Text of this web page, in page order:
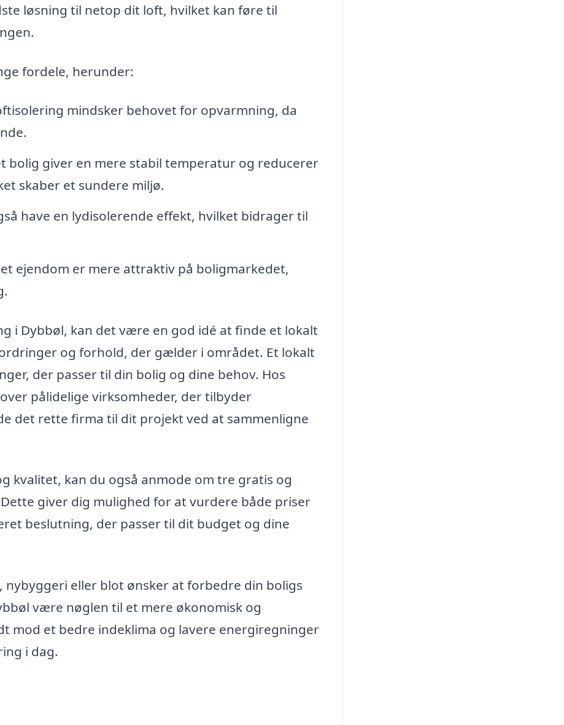
løsning til netop dit loft, hvilket kan føre til
fordele, herunder:
mindsker behovet for opvarmning, da
bolig giver en mere stabil temperatur og reducerer
skaber et sundere miljø.
have en lydisolerende effekt, hvilket bidrager til
ejendom er mere attraktiv på boligmarkedet,
i Dybbøl, kan det være en god idé at finde et lokalt
og forhold, der gælder i området. Et lokalt
der passer til din bolig og dine behov. Hos
pålidelige virksomheder, der tilbyder
det rette firma til dit projekt ved at sammenligne
kvalitet, kan du også anmode om tre gratis og
giver dig mulighed for at vurdere både priser
beslutning, der passer til dit budget og dine
eller blot ønsker at forbedre din boligs
være nøglen til et mere økonomisk og
mod et bedre indeklima og lavere energiregninger
i dag.